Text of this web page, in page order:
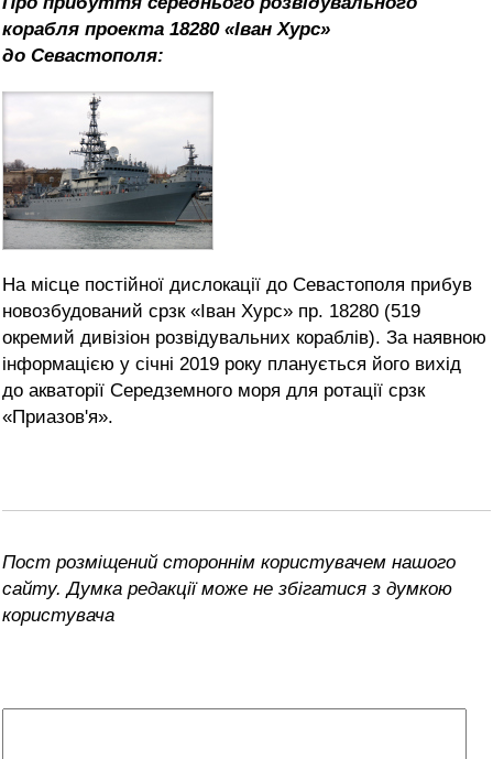
корабля проекта 18280 «Іван Хурс»
до Севастополя:
На місце постійної дислокації до Севастополя прибув
новозбудований срзк «Іван Хурс» пр. 18280 (519
окремий дивізіон розвідувальних кораблів). За наявною
інформацією у січні 2019 року планується його вихід
до акваторії Середземного моря для ротації срзк
«Приазов'я».
Пост розміщений стороннім користувачем нашого
сайту. Думка редакції може не збігатися з думкою
користувача